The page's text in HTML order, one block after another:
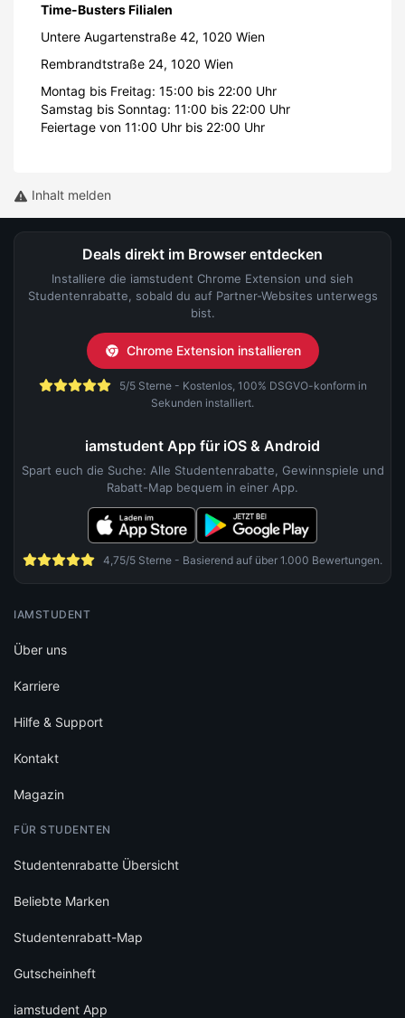
Time-Busters Filialen
Untere Augartenstraße 42, 1020 Wien
Rembrandtstraße 24, 1020 Wien
Montag bis Freitag: 15:00 bis 22:00 Uhr
Samstag bis Sonntag: 11:00 bis 22:00 Uhr
Feiertage von 11:00 Uhr bis 22:00 Uhr
Inhalt melden
Deals direkt im Browser entdecken
Installiere die iamstudent Chrome Extension und sieh
Studentenrabatte, sobald du auf Partner-Websites unterwegs
bist.
Chrome Extension installieren
5/5 Sterne - Kostenlos, 100% DSGVO-konform in
Sekunden installiert.
iamstudent App für iOS & Android
Spart euch die Suche: Alle Studentenrabatte, Gewinnspiele und
Rabatt-Map bequem in einer App.
4,75/5 Sterne - Basierend auf über 1.000 Bewertungen.
IAMSTUDENT
Über uns
Karriere
Hilfe & Support
Kontakt
Magazin
FÜR STUDENTEN
Studentenrabatte Übersicht
Beliebte Marken
Studentenrabatt-Map
Gutscheinheft
iamstudent App